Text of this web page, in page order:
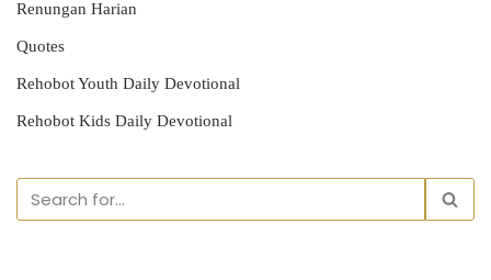
Renungan Harian
Quotes
Rehobot Youth Daily Devotional
Rehobot Kids Daily Devotional